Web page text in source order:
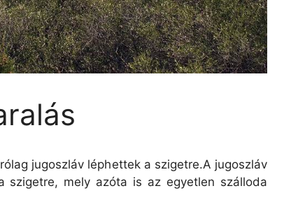
jugoszláv léphettek a szigetre.A jugoszláv
mely azóta is az egyetlen szálloda